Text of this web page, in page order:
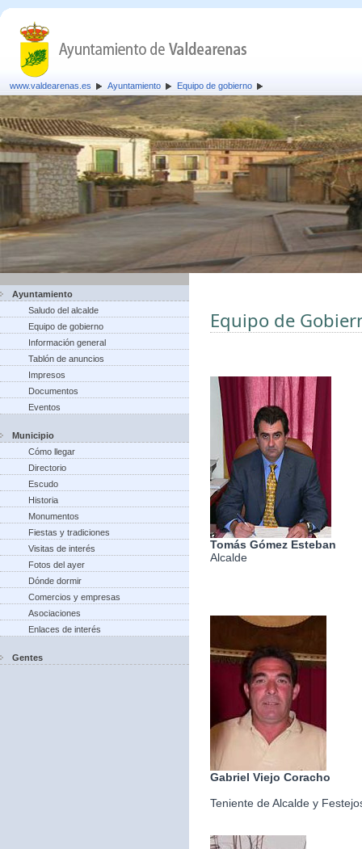
www.valdearenas.es Ayuntamiento Equipo de gobierno
Ayuntamiento
Saludo del alcalde
Equipo de gobierno
Información general
Tablón de anuncios
Impresos
Documentos
Eventos
Municipio
Cómo llegar
Directorio
Escudo
Historia
Monumentos
Fiestas y tradiciones
Visitas de interés
Fotos del ayer
Dónde dormir
Comercios y empresas
Asociaciones
Enlaces de interés
Gentes
Equipo de
Tomás Gómez Esteban
Alcalde
Gabriel Viejo Coracho
Teniente de Alcalde y